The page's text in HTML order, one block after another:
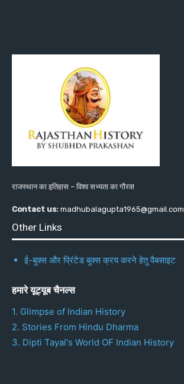
राजस्थान का इतिहास – विश्व सभ्यता का गौरव!
Contact us: madhubalagupta1965@gmail.com
Other Links
ई-बुक्स और प्रिंटेड बुक्स क्रय करने हेतु वैबसाइट
हमारे यूट्यूब चैनल्स
1. Glimpse of Indian History
2. Stories From Hindu Dharma
3. Dipti Tayal's World OF Indian History